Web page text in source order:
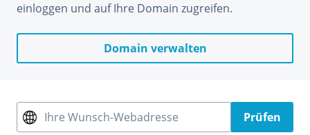
einloggen und auf Ihre Domain zugreifen.
Domain verwalten
Ihre Wunsch-Webadresse Prüfen